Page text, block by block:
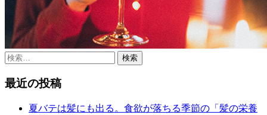
検
最近の投稿
夏バテは髪にも出る。食欲が落ちる季節の「髪の栄養